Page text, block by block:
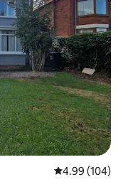
從 104 則評價
4.99 (104)